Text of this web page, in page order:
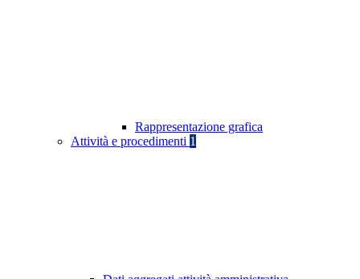
Rappresentazione grafica
Attività e procedimenti 1